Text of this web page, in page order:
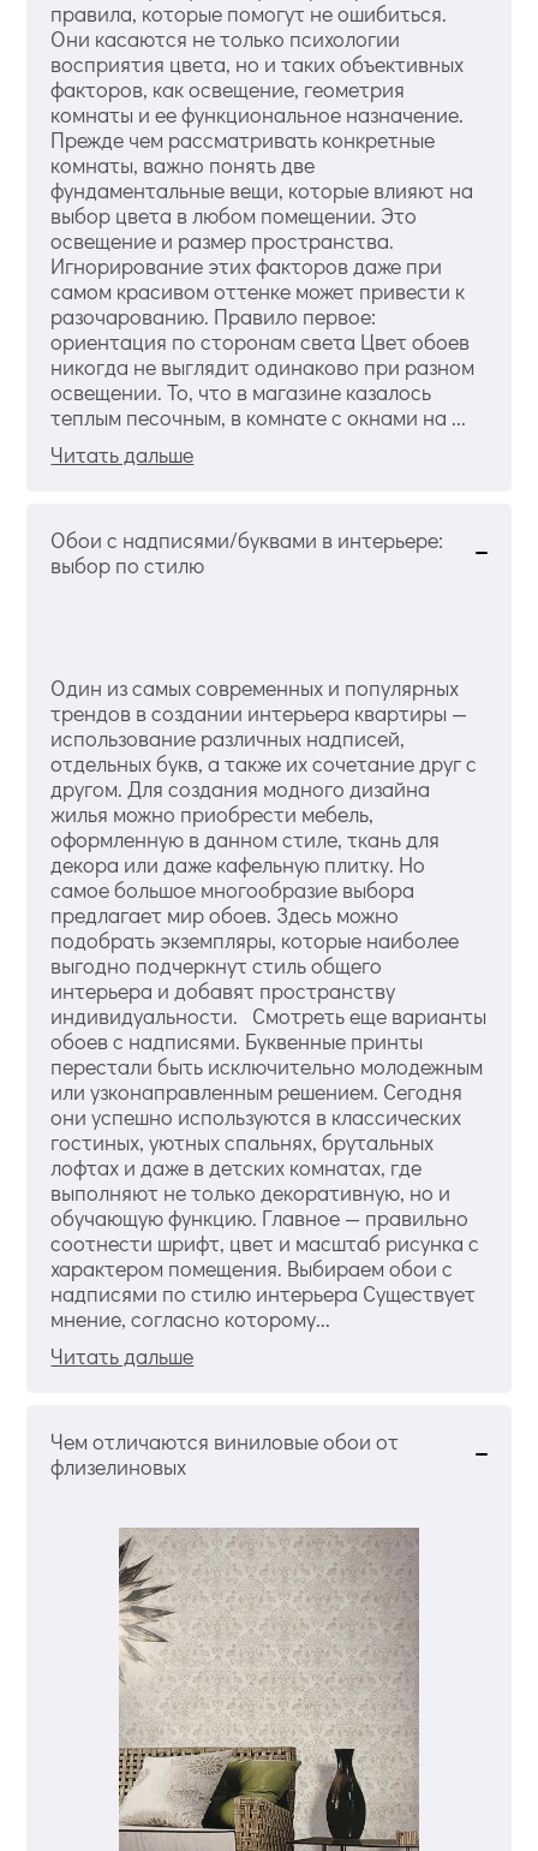
правила, которые помогут не ошибиться.
Они касаются не только психологии
восприятия цвета, но и таких объективных
факторов, как освещение, геометрия
комнаты и ее функциональное назначение.
Прежде чем рассматривать конкретные
комнаты, важно понять две
фундаментальные вещи, которые влияют на
выбор цвета в любом помещении. Это
освещение и размер пространства.
Игнорирование этих факторов даже при
самом красивом оттенке может привести к
разочарованию. Правило первое:
ориентация по сторонам света Цвет обоев
никогда не выглядит одинаково при разном
освещении. То, что в магазине казалось
теплым песочным, в комнате с окнами на ...
Читать дальше
Обои с надписями/буквами в интерьере:
выбор по стилю
Один из самых современных и популярных
трендов в создании интерьера квартиры —
использование различных надписей,
отдельных букв, а также их сочетание друг с
другом. Для создания модного дизайна
жилья можно приобрести мебель,
оформленную в данном стиле, ткань для
декора или даже кафельную плитку. Но
самое большое многообразие выбора
предлагает мир обоев. Здесь можно
подобрать экземпляры, которые наиболее
выгодно подчеркнут стиль общего
интерьера и добавят пространству
индивидуальности. Смотреть еще варианты
обоев с надписями. Буквенные принты
перестали быть исключительно молодежным
или узконаправленным решением. Сегодня
они успешно используются в классических
гостиных, уютных спальнях, брутальных
лофтах и даже в детских комнатах, где
выполняют не только декоративную, но и
обучающую функцию. Главное — правильно
соотнести шрифт, цвет и масштаб рисунка с
характером помещения. Выбираем обои с
надписями по стилю интерьера Существует
мнение, согласно которому...
Читать дальше
Чем отличаются виниловые обои от
флизелиновых